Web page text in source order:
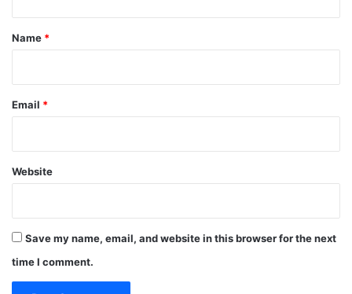
Name *
Email *
Website
Save my name, email, and website in this browser for the next
time I comment.